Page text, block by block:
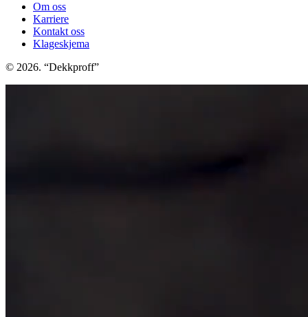
Om oss
Karriere
Kontakt oss
Klageskjema
© 2026. “Dekkproff”